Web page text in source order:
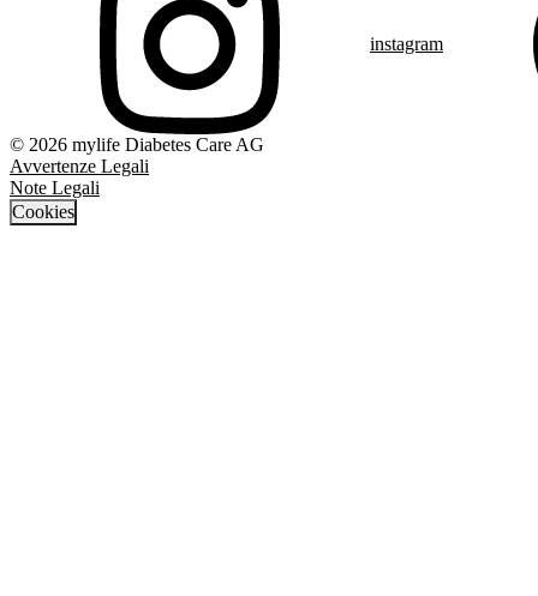
instagram
© 2026 mylife Diabetes Care AG
Avvertenze Legali
Note Legali
Cookies